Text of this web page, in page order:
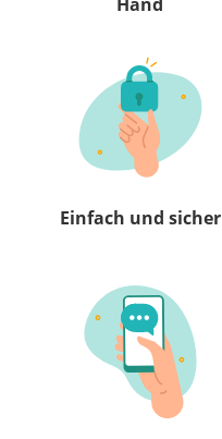
Einfach und sicher